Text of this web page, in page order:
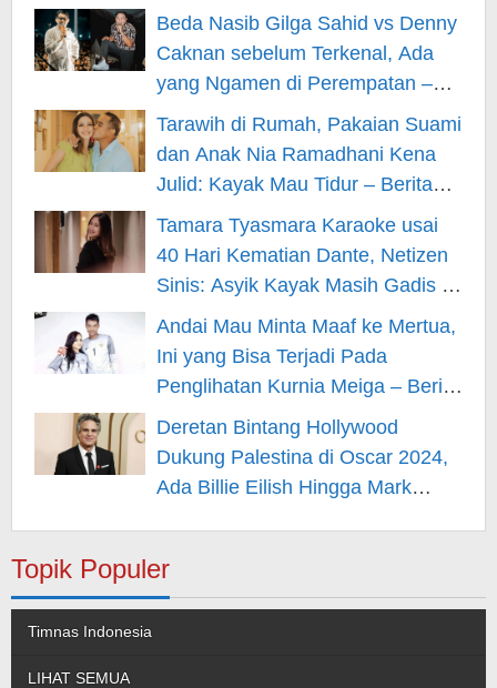
– Berita Hiburan
Beda Nasib Gilga Sahid vs Denny
Caknan sebelum Terkenal, Ada
yang Ngamen di Perempatan –
Berita Hiburan
Tarawih di Rumah, Pakaian Suami
dan Anak Nia Ramadhani Kena
Julid: Kayak Mau Tidur – Berita
Hiburan
Tamara Tyasmara Karaoke usai
40 Hari Kematian Dante, Netizen
Sinis: Asyik Kayak Masih Gadis –
Berita Hiburan
Andai Mau Minta Maaf ke Mertua,
Ini yang Bisa Terjadi Pada
Penglihatan Kurnia Meiga – Berita
Hiburan
Deretan Bintang Hollywood
Dukung Palestina di Oscar 2024,
Ada Billie Eilish Hingga Mark
Topik Populer
Timnas Indonesia
LIHAT SEMUA